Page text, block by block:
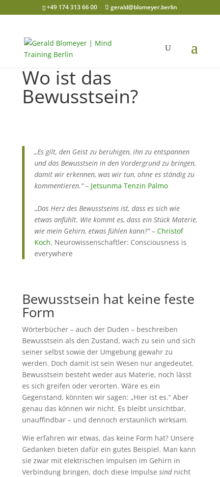
+49 174 313 66 00 gerald@blomeyer.berlin
Wo ist das
Bewusstsein?
„Es gilt, den Geist zu beruhigen, ihn zu entspannen
und das Bewusstsein in den Vordergrund zu bringen,
damit wir erkennen, was wir tun, ohne es ständig zu
kommentieren.“ – Jetsunma Tenzin Palmo
„Das Herz des Bewusstseins ist, dass es sich wie
etwas anfühlt. Wie kommt es, dass ein Stück Materie,
wie mein Gehirn, etwas fühlen kann?“– Christof
Koch, Neurowissenschaftler: Consciousness is
everywhere
Bewusstsein hat keine feste
Form
Wörterbücher – auch der Duden – beschreiben
Bewusstsein als den Zustand, wach zu sein und sich
seiner selbst sowie der Umgebung gewahr zu
werden. Doch damit ist sein Wesen nur angedeutet.
Bewusstsein besteht weder aus Materie, noch lässt
es sich greifen oder verorten. Wäre es ein
Gegenstand, könnten wir sagen: „Hier ist es.“ Aber
genau das können wir nicht. Es bleibt unsichtbar,
unauffindbar – und dennoch erstaunlich wirksam.
Wie erfahren wir etwas, das keine Form hat? Unsere
Gedanken bieten dafür ein gutes Beispiel. Man kann
sie zwar mit elektrischen Impulsen im Gehirn in
Verbindung bringen, doch diese Impulse sindnicht